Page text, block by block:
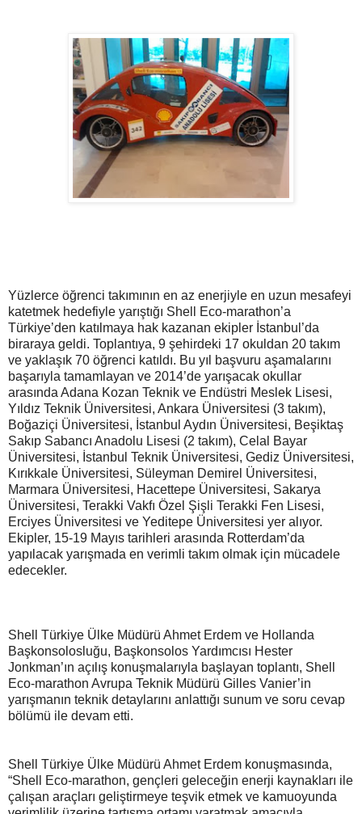
Yüzlerce öğrenci takımının en az enerjiyle en uzun mesafeyi
katetmek hedefiyle yarıştığı Shell Eco-marathon’a
Türkiye’den katılmaya hak kazanan ekipler İstanbul’da
biraraya geldi. Toplantıya, 9 şehirdeki 17 okuldan 20 takım
ve yaklaşık 70 öğrenci katıldı. Bu yıl başvuru aşamalarını
başarıyla tamamlayan ve 2014’de yarışacak okullar
arasında Adana Kozan Teknik ve Endüstri Meslek Lisesi,
Yıldız Teknik Üniversitesi, Ankara Üniversitesi (3 takım),
Boğaziçi Üniversitesi, İstanbul Aydın Üniversitesi, Beşiktaş
Sakıp Sabancı Anadolu Lisesi (2 takım), Celal Bayar
Üniversitesi, İstanbul Teknik Üniversitesi, Gediz Üniversitesi,
Kırıkkale Üniversitesi, Süleyman Demirel Üniversitesi,
Marmara Üniversitesi, Hacettepe Üniversitesi, Sakarya
Üniversitesi, Terakki Vakfı Özel Şişli Terakki Fen Lisesi,
Erciyes Üniversitesi ve Yeditepe Üniversitesi yer alıyor.
Ekipler, 15-19 Mayıs tarihleri arasında Rotterdam’da
yapılacak yarışmada en verimli takım olmak için mücadele
edecekler.
Shell Türkiye Ülke Müdürü Ahmet Erdem ve Hollanda
Başkonsolosluğu, Başkonsolos Yardımcısı Hester
Jonkman’ın açılış konuşmalarıyla başlayan toplantı, Shell
Eco-marathon Avrupa Teknik Müdürü Gilles Vanier’in
yarışmanın teknik detaylarını anlattığı sunum ve soru cevap
bölümü ile devam etti.
Shell Türkiye Ülke Müdürü Ahmet Erdem konuşmasında,
“Shell Eco-marathon, gençleri geleceğin enerji kaynakları ile
çalışan araçları geliştirmeye teşvik etmek ve kamuoyunda